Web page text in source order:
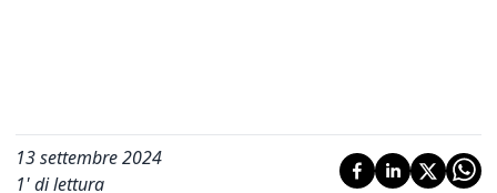
13 settembre 2024
1' di lettura